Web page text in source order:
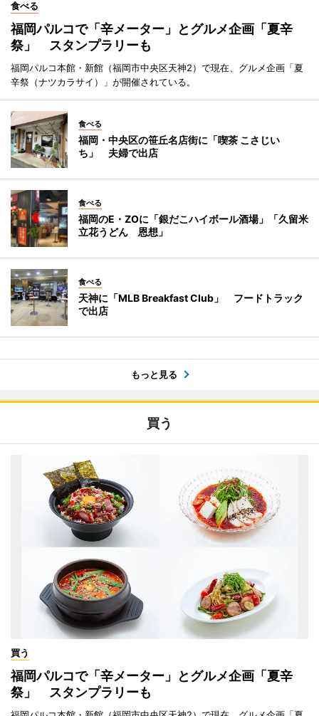
食べる
福岡パルコで「辛メーター」とグルメ企画「夏辛
祭」 スタンプラリーも
福岡パルコ本館・新館（福岡市中央区天神2）で現在、グルメ企画「夏
辛祭（ナツカラサイ）」が開催されている。
食べる
福岡・中央区の笹丘名店街に「喫茶 こさじい
ち」 夫婦で出店
食べる
福岡のE・ZOに「銀だこハイボール酒場」「久留米
立花うどん 恩想」
食べる
天神に「MLB Breakfast Club」 フードトラック
で出店
もっと見る
買う
買う
福岡パルコで「辛メーター」とグルメ企画「夏辛
祭」 スタンプラリーも